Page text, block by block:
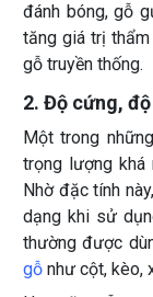
đánh bóng, gỗ
tăng giá trị
gỗ truyền thống.
2. Độ cứng,
Một trong
trọng lượng khá
Nhờ đặc tính
dạng khi sử
thường được
gỗnhư cột, kèo,